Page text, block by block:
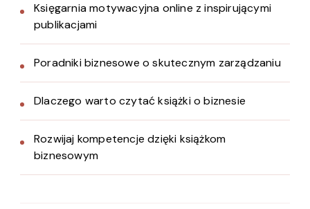
Księgarnia motywacyjna online z inspirującymi
publikacjami
Poradniki biznesowe o skutecznym zarządzaniu
Dlaczego warto czytać książki o biznesie
Rozwijaj kompetencje dzięki książkom
biznesowym